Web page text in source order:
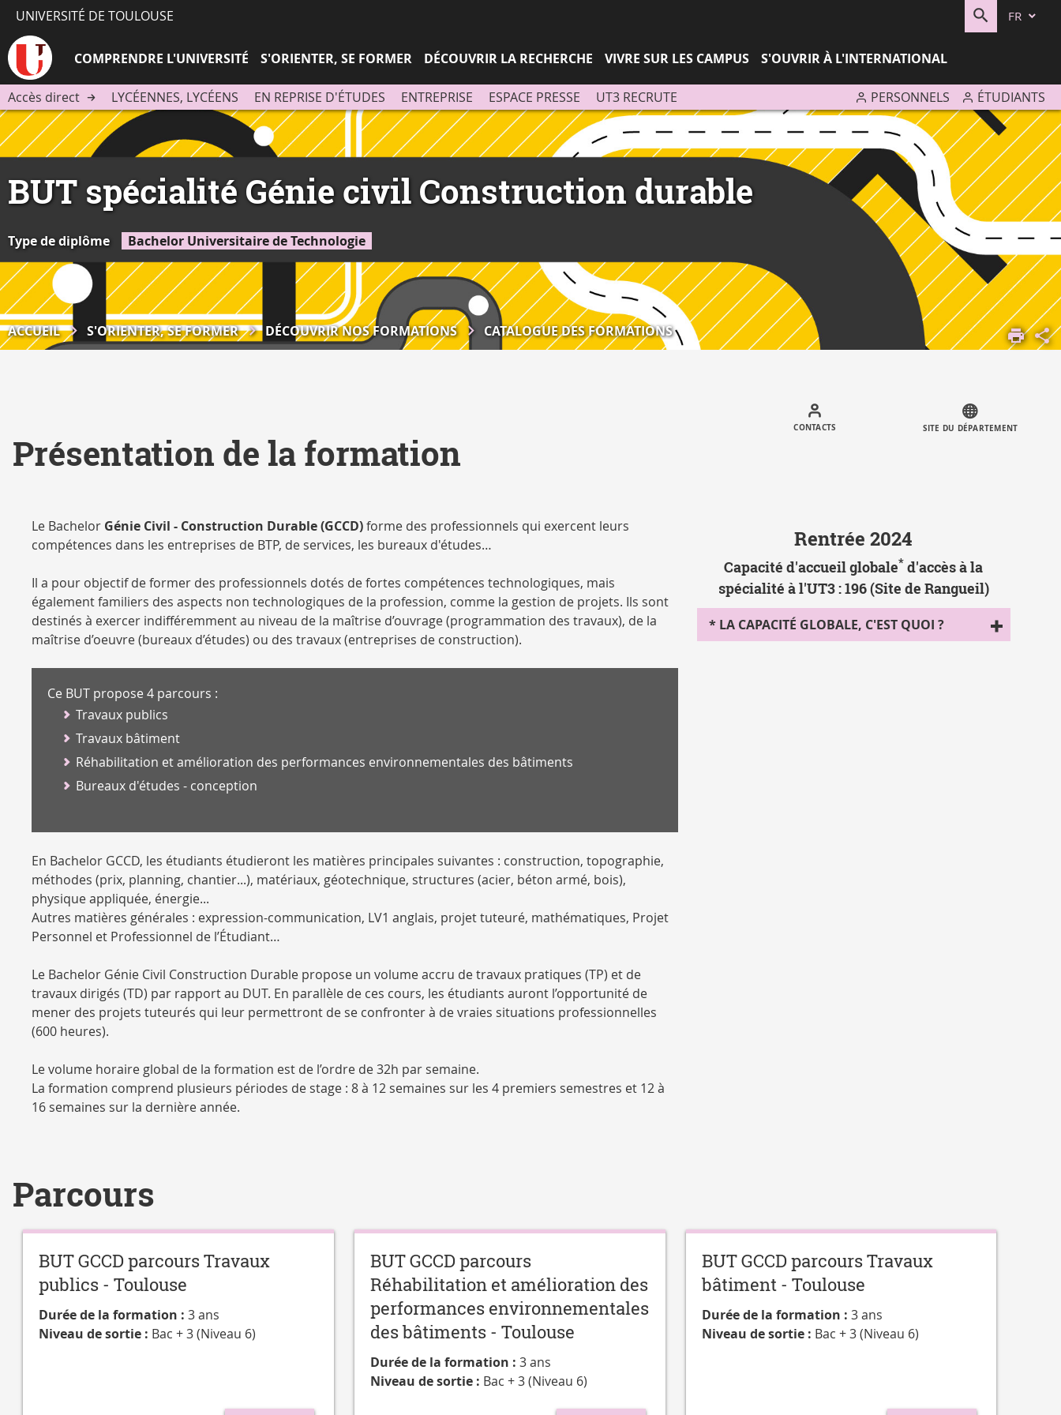
UNIVERSITÉ DE TOULOUSE FR
COMPRENDRE L'UNIVERSITÉ S'ORIENTER, SE FORMER DÉCOUVRIR LA RECHERCHE VIVRE SUR LES CAMPUS S'OUVRIR À L'INTERNATIONAL
Accès direct LYCÉENNES, LYCÉENS EN REPRISE D'ÉTUDES ENTREPRISE ESPACE PRESSE UT3 RECRUTE PERSONNELS ÉTUDIANTS
BUT spécialité Génie civil Construction durable
Type de diplôme Bachelor Universitaire de Technologie
ACCUEIL S'ORIENTER, SE FORMER DÉCOUVRIR NOS FORMATIONS CATALOGUE DES FORMATIONS
CONTACTS SITE DU DÉPARTEMENT
Présentation de la formation
Le Bachelor Génie Civil - Construction Durable (GCCD)forme des professionnels qui exercent leurs
compétences dans les entreprises de BTP, de services, les bureaux d'études…
Il a pour objectif de former des professionnels dotés de fortes compétences technologiques, mais
également familiers des aspects non technologiques de la profession, comme la gestion de projets. Ils sont
destinés à exercer indifféremment au niveau de la maîtrise d’ouvrage (programmation des travaux), de la
maîtrise d’oeuvre (bureaux d’études) ou des travaux (entreprises de construction).
Ce BUT propose 4 parcours :
Travaux publics
Travaux bâtiment
Réhabilitation et amélioration des performances environnementales des bâtiments
Bureaux d'études - conception
En Bachelor GCCD, les étudiants étudieront les matières principales suivantes : construction, topographie,
méthodes (prix, planning, chantier...), matériaux, géotechnique, structures (acier, béton armé, bois),
physique appliquée, énergie...
Autres matières générales : expression-communication, LV1 anglais, projet tuteuré, mathématiques, Projet
Personnel et Professionnel de l’Étudiant…
Le Bachelor Génie Civil Construction Durable propose un volume accru de travaux pratiques (TP) et de
travaux dirigés (TD) par rapport au DUT. En parallèle de ces cours, les étudiants auront l’opportunité de
mener des projets tuteurés qui leur permettront de se confronter à de vraies situations professionnelles
(600 heures).
Le volume horaire global de la formation est de l’ordre de 32h par semaine.
La formation comprend plusieurs périodes de stage : 8 à 12 semaines sur les 4 premiers semestres et 12 à
16 semaines sur la dernière année.
Rentrée 2024
Capacité d'accueil globale*d'accès à la
spécialité à l'UT3 : 196 (Site de Rangueil)
* LA CAPACITÉ GLOBALE, C'EST QUOI ?
Parcours
BUT GCCD parcours Travaux
publics - Toulouse
Durée de la formation :3 ans
Niveau de sortie : Bac + 3 (Niveau 6)
BUT GCCD parcours
Réhabilitation et amélioration des
performances environnementales
des bâtiments - Toulouse
Durée de la formation : 3 ans
Niveau de sortie : Bac + 3 (Niveau 6)
BUT GCCD parcours Travaux
bâtiment - Toulouse
Durée de la formation : 3 ans
Niveau de sortie : Bac + 3 (Niveau 6)